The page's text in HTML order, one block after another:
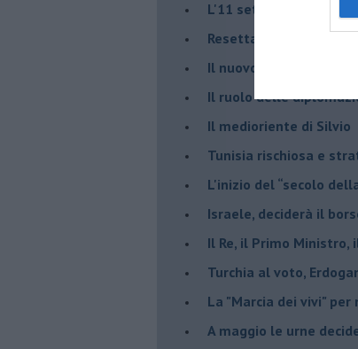
L'11 settembre di
Resettare l’era di
​Il nuovo corso dell’era
Il ruolo delle
Il medioriente di Silvio
Tunisia rischiosa e
L'inizio del “secolo
Israele, deciderà il
Il Re, il Primo Ministro,
Turchia al voto,
La "Marcia dei vivi"
A maggio le urne